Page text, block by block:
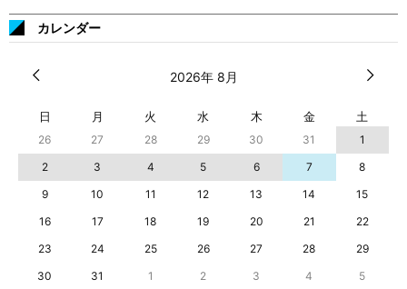
カレンダー
2026年 8月
日 月 火 水 木 金 土
26 27 28 29 30 31
1
2
3 4 5 6 7
8
9
10 11 12 13 14
15
16
17 18 19 20 21
22
23
24 25 26 27 28
29
30
31 1 2 3 4 5